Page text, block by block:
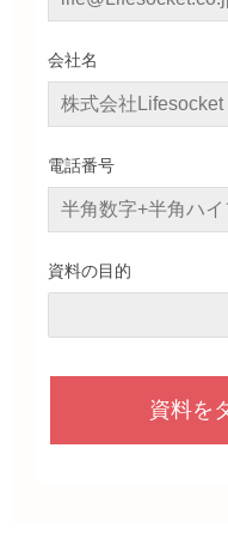
会社名
電話番号
資料の目的